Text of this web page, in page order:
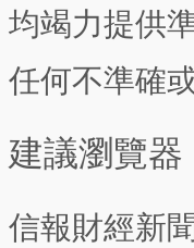
均竭力提供
任何不準確
建議瀏覽器
信報財經新